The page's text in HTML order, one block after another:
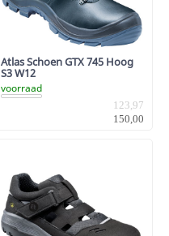
Atlas Schoen GTX 745 Hoog
S3 W12
voorraad
123,97
150,00